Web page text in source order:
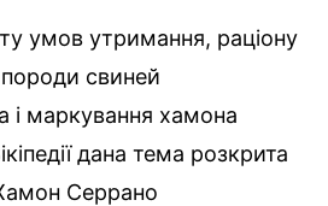
умов утримання, раціону
породи свиней
і маркування хамона
дана тема розкрита
Серрано